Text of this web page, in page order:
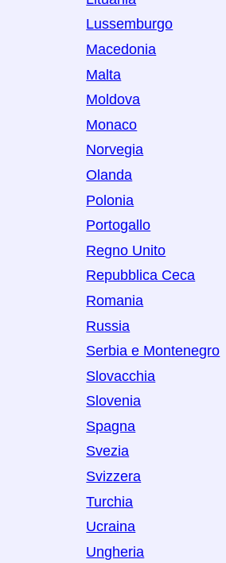
Lussemburgo
Macedonia
Malta
Moldova
Monaco
Norvegia
Olanda
Polonia
Portogallo
Regno Unito
Repubblica Ceca
Romania
Russia
Serbia e Montenegro
Slovacchia
Slovenia
Spagna
Svezia
Svizzera
Turchia
Ucraina
Ungheria